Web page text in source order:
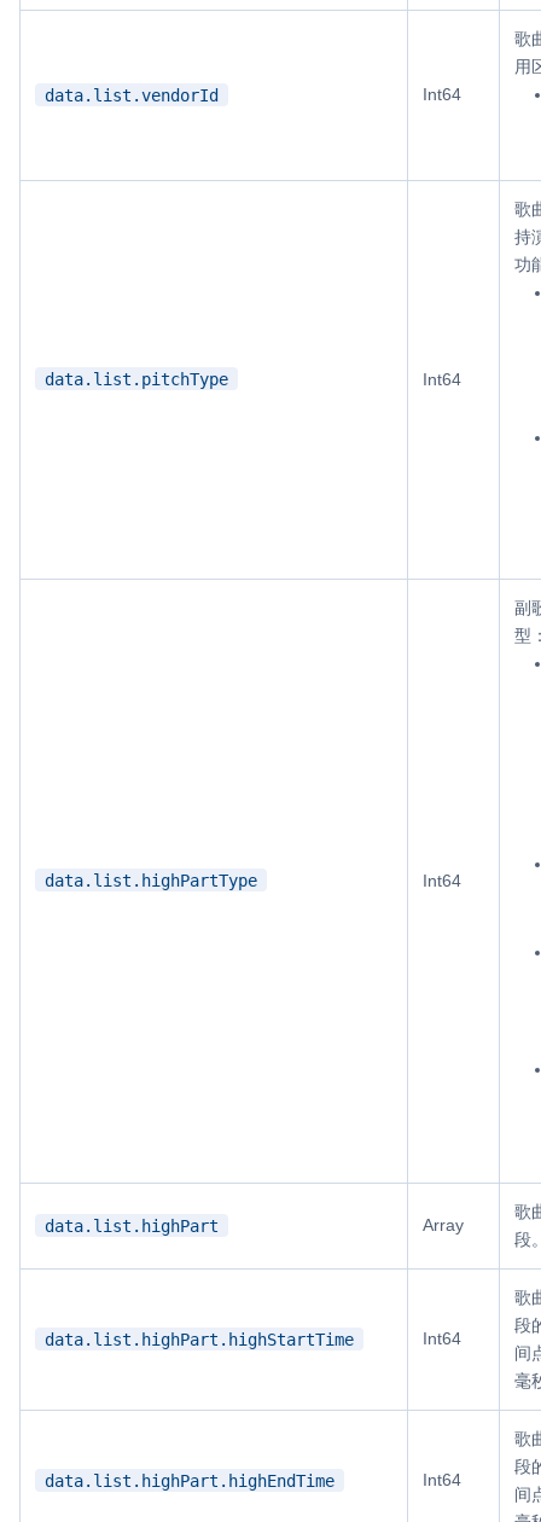
data.list.vendorId Int64
歌
用
data.list.pitchType Int64
歌
持
功
data.list.highPartType Int64
副
型
data.list.highPart Array
歌
段
data.list.highPart.highStartTime Int64
歌
段
间
毫
data.list.highPart.highEndTime Int64
歌
段
间